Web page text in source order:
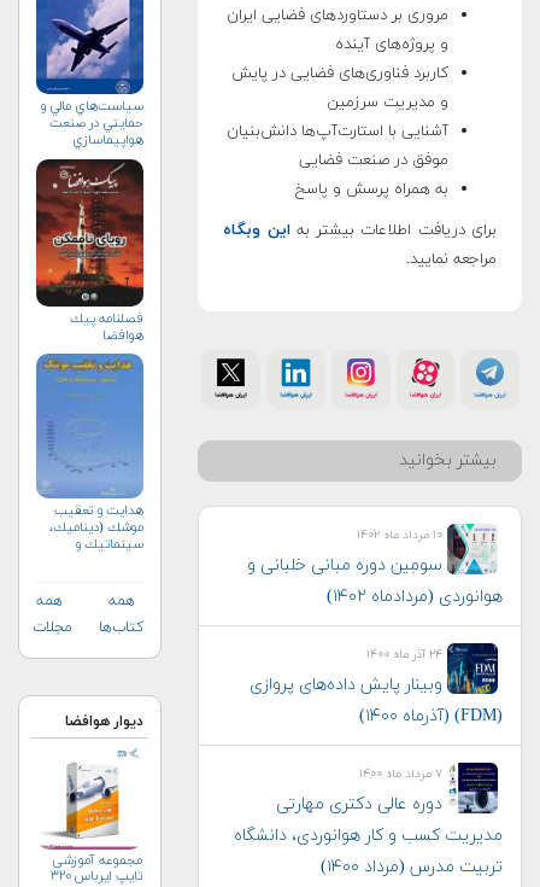
مروری بر دستاوردهای فضایی ایران
و پروژه‌های آینده
کاربرد فناوری‌های فضایی در پایش
و مدیریت سرزمین
آشنایی با استارت‌آپ‌ها دانش‌بنیان
موفق در صنعت فضایی
به همراه پرسش و پاسخ
برای دریافت اطلاعات بیشتر به این وبگاه
مراجعه نمایید.
بیشتر بخوانید
۱۰ مرداد ماه ۱۴۰۲
سومین دوره مبانی خلبانی و
هوانوردی (مردادماه ۱۴۰۲)
۲۴ آذر ماه ۱۴۰۰
وبینار پایش داده‌های پروازی
(FDM) (آذرماه ۱۴۰۰)
۷ مرداد ماه ۱۴۰۰
دوره عالی دکتری مهارتی
مدیریت کسب و کار هوانوردی، دانشگاه
تربیت مدرس (مرداد ۱۴۰۰)
سياست‌هاي مالي و
حمايتي در صنعت
هواپيماسازي
غيرنظامي+دریافت
نسخه‌ الکترونیکی
فصلنامه پيك
هوافضا
هدايت و تعقيب
موشك (ديناميك،
سينماتيك و
همه
کتاب‌ها
همه
مجلات
دیوار هوافضا
مجموعه آموزشی
تایپ ایرباس ۳۲۰